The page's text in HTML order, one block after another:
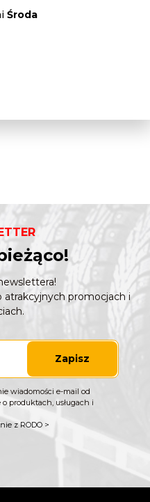
Środa
promocjach i
Zapisz
wiadomości e-mail od
produktach, usługach i
z RODO >